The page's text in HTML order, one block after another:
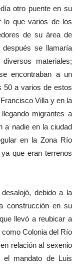
otro puente en su
lo que varios de los
de su área de
se llamaría
materiales;
encontraban a un
50 a varios de estos
Villa y en la
migrantes a
a nadie en la ciudad
en la Zona Río
que eran terrenos
debido a la
construcción en su
llevó a reubicar a
Colonia del Río
relación al sexenio
el mandato de Luis